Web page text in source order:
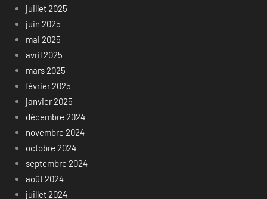
juillet 2025
juin 2025
mai 2025
avril 2025
mars 2025
février 2025
janvier 2025
décembre 2024
novembre 2024
octobre 2024
septembre 2024
août 2024
juillet 2024